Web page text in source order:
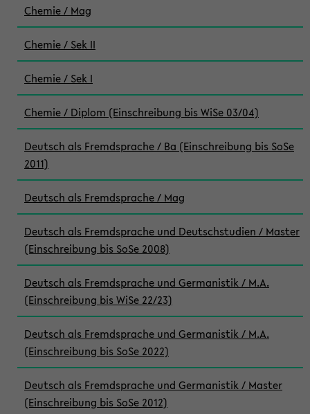
Chemie / Mag
Chemie / Sek II
Chemie / Sek I
Chemie / Diplom (Einschreibung bis WiSe 03/04)
Deutsch als Fremdsprache / Ba (Einschreibung bis SoSe
2011)
Deutsch als Fremdsprache / Mag
Deutsch als Fremdsprache und Deutschstudien / Master
(Einschreibung bis SoSe 2008)
Deutsch als Fremdsprache und Germanistik / M.A.
(Einschreibung bis WiSe 22/23)
Deutsch als Fremdsprache und Germanistik / M.A.
(Einschreibung bis SoSe 2022)
Deutsch als Fremdsprache und Germanistik / Master
(Einschreibung bis SoSe 2012)